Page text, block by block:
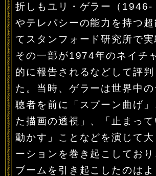
折しもユリ・ゲラー（
やテレパシーの能力を持つ超
てスタンフォード研究所で実
その一部が1974年のネイチ
的に報告されるなどして評
た。当時、ゲラーは世界中
聴者を前に「スプーン曲げ
た描画の透視」、「止まっ
動かす」ことなどを演じて
ーションを巻き起こしており
ブームを引き起こしたのは